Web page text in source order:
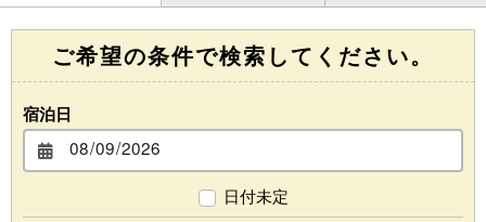
ご希望の条件で検索してください。
宿泊日
日付未定